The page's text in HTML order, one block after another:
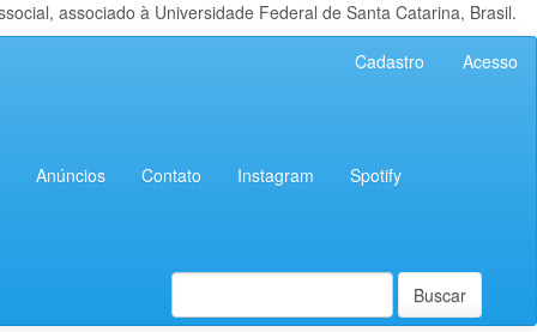
associado à Universidade Federal de Santa Catarina, Brasil.
Cadastro Acesso
Anúncios Contato Instagram Spotify
Buscar